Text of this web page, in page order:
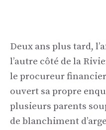
Deux ans plus tard,
l’autre côté de la
le procureur
ouvert sa propre
plusieurs parents
de blanchiment